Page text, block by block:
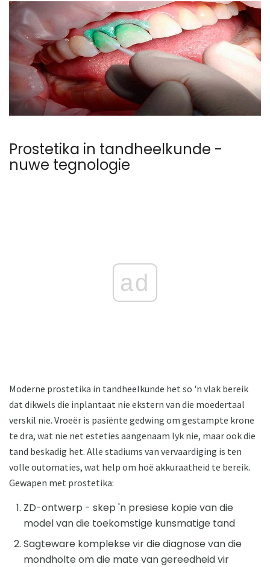
Prostetika in tandheelkunde -
nuwe tegnologie
ad
Moderne prostetika in tandheelkunde het so 'n vlak bereik
dat dikwels die inplantaat nie ekstern van die moedertaal
verskil nie. Vroeër is pasiënte gedwing om gestampte krone
te dra, wat nie net esteties aangenaam lyk nie, maar ook die
tand beskadig het. Alle stadiums van vervaardiging is ten
volle outomaties, wat help om hoë akkuraatheid te bereik.
Gewapen met prostetika:
ZD-ontwerp - skep 'n presiese kopie van die
model van die toekomstige kunsmatige tand
Sagteware komplekse vir die diagnose van die
mondholte om die mate van gereedheid vir